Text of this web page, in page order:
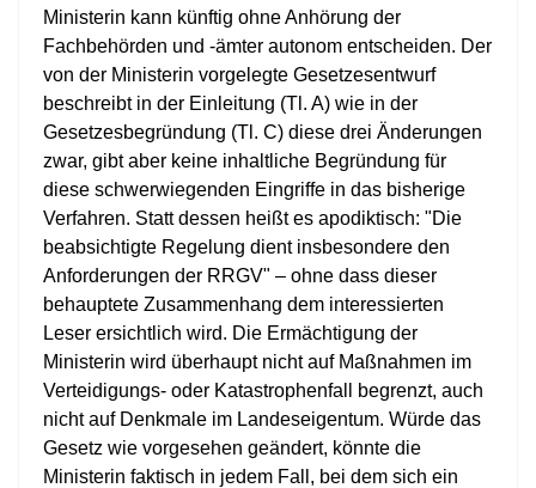
Ministerin kann künftig ohne Anhörung der
Fachbehörden und -ämter autonom entscheiden. Der
von der Ministerin vorgelegte Gesetzesentwurf
beschreibt in der Einleitung (Tl. A) wie in der
Gesetzesbegründung (Tl. C) diese drei Änderungen
zwar, gibt aber keine inhaltliche Begründung für
diese schwerwiegenden Eingriffe in das bisherige
Verfahren. Statt dessen heißt es apodiktisch: "Die
beabsichtigte Regelung dient insbesondere den
Anforderungen der RRGV" – ohne dass dieser
behauptete Zusammenhang dem interessierten
Leser ersichtlich wird. Die Ermächtigung der
Ministerin wird überhaupt nicht auf Maßnahmen im
Verteidigungs- oder Katastrophenfall begrenzt, auch
nicht auf Denkmale im Landeseigentum. Würde das
Gesetz wie vorgesehen geändert, könnte die
Ministerin faktisch in jedem Fall, bei dem sich ein